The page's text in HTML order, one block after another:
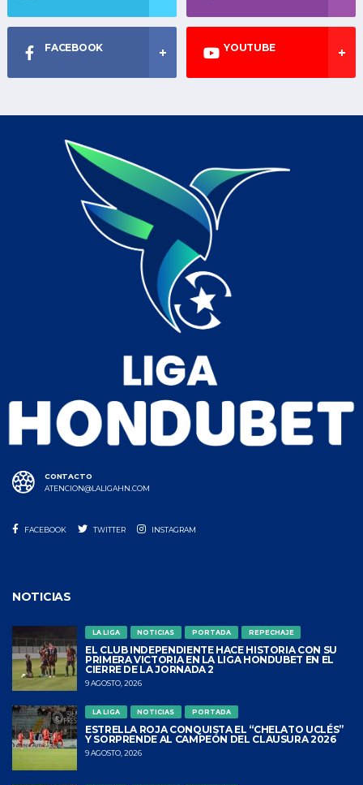
FACEBOOK YOUTUBE
CONTACTO
ATENCION@LALIGAHN.COM
FACEBOOK TWITTER INSTAGRAM
NOTICIAS
LA LIGA NOTICIAS PORTADA REPECHAJE
EL CLUB INDEPENDIENTE HACE HISTORIA CON SU
PRIMERA VICTORIA EN LA LIGA HONDUBET EN EL
CIERRE DE LA JORNADA 2
9 AGOSTO, 2026
LA LIGA NOTICIAS PORTADA
ESTRELLA ROJA CONQUISTA EL “CHELATO UCLÉS”
Y SORPRENDE AL CAMPEÓN DEL CLAUSURA 2026
9 AGOSTO, 2026